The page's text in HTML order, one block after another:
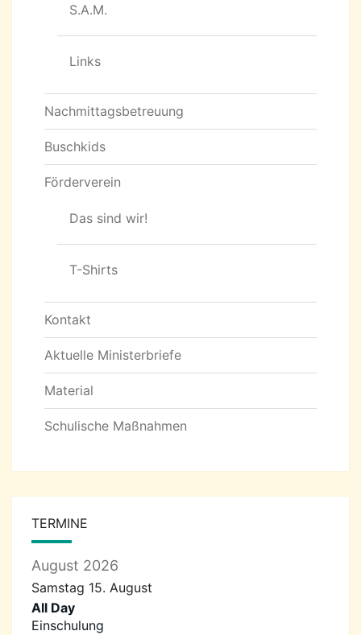
S.A.M.
Links
Nachmittagsbetreuung
Buschkids
Förderverein
Das sind wir!
T-Shirts
Kontakt
Aktuelle Ministerbriefe
Material
Schulische Maßnahmen
TERMINE
August 2026
Samstag 15. August
All Day
Einschulung